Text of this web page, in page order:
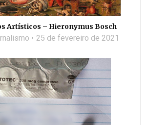
Artísticos – Hieronymus Bosch
25 de fevereiro de 2021